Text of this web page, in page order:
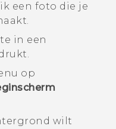
een foto die je
in een
op
wilt